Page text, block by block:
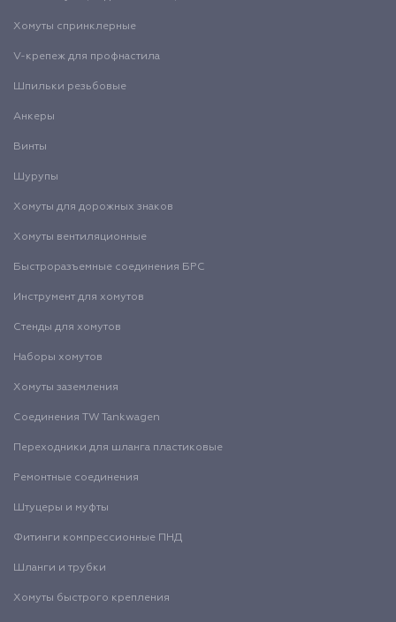
Хомуты спринклерные
V-крепеж для профнастила
Шпильки резьбовые
Анкеры
Винты
Шурупы
Хомуты для дорожных знаков
Хомуты вентиляционные
Быстроразъемные соединения БРС
Инструмент для хомутов
Стенды для хомутов
Наборы хомутов
Хомуты заземления
Соединения TW Tankwagen
Переходники для шланга пластиковые
Ремонтные соединения
Штуцеры и муфты
Фитинги компрессионные ПНД
Шланги и трубки
Хомуты быстрого крепления